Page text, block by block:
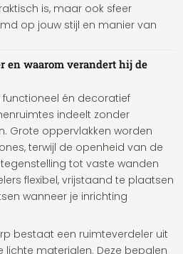
is, maar ook sfeer
op jouw stijl en manier van
en waarom verandert hij de
functioneel én decoratief
indeelt zonder
Grote oppervlakken worden
terwijl de openheid van de
tot vaste wanden
flexibel, vrijstaand te plaatsen
wanneer je inrichting
bestaat een ruimteverdeler uit
lichte materialen. Deze bepalen